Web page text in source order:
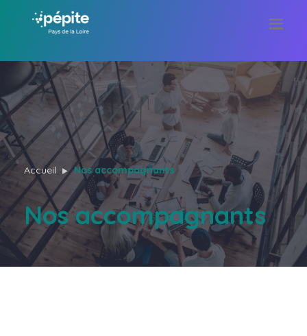
Accueil Nos accompagnants
Nos accompagnants